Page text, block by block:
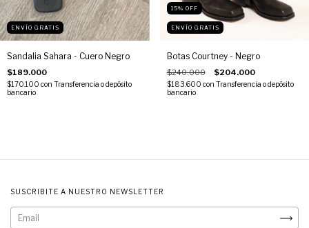
ENVÍO GRATIS
Sandalia Sahara - Cuero Negro
$189.000
$170.100 con Transferencia o depósito
bancario
15% OFF
ENVÍO GRATIS
Botas Courtney - Negro
$240.000 $204.000
$183.600 con Transferencia o depósito
bancario
SUSCRIBITE A NUESTRO NEWSLETTER